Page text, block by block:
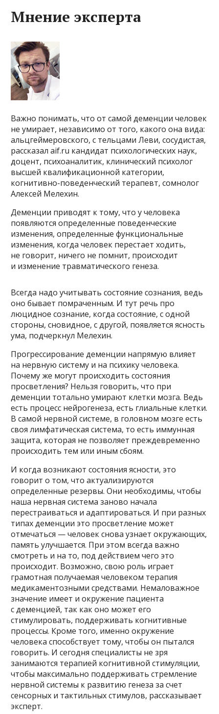
​Мнение эксперта
Важно понимать, что от самой деменции человек
не умирает, независимо от того, какого она вида:
альцгеймеровского, с тельцами Леви, сосудистая,
рассказал aif.ru кандидат психологических наук,
доцент, психоаналитик, клинический психолог
высшей квалификационной категории,
когнитивно-поведенческий терапевт, сомнолог
Алексей Мелехин.
Деменции приводят к тому, что у человека
появляются определенные поведенческие
изменения, определенные функциональные
изменения, когда человек перестает ходить,
не говорит, ничего не помнит, происходит
и изменение травматического генеза.
Всегда надо учитывать состояние сознания, ведь
оно бывает помраченным. И тут речь про
люцидное сознание, когда состояние, с одной
стороны, сновидное, с другой, появляется ясность
ума, подчеркнул Мелехин.
Прогрессирование деменции напрямую влияет
на нервную систему и на психику человека.
Почему же могут происходить состояния
просветления? Нельзя говорить, что при
деменции тотально умирают клетки мозга. Ведь
есть процесс нейрогенеза, есть глиальные клетки.
В самой нервной системе, в головном мозге есть
своя лимфатическая система, то есть иммунная
защита, которая не позволяет преждевременно
происходить тем или иным сбоям.
И когда возникают состояния ясности, это
говорит о том, что актуализируются
определенные резервы. Они необходимы, чтобы
наша нервная система заново начала
перестраиваться и адаптироваться. И при разных
типах деменции это просветление может
отмечаться — человек снова узнает окружающих,
память улучшается. При этом всегда важно
смотреть и на то, под действием чего это
происходит. Возможно, свою роль играет
грамотная получаемая человеком терапия
медикаментозными средствами. Немаловажное
значение имеет и окружение пациента
с деменцией, так как оно может его
стимулировать, поддерживать когнитивные
процессы. Кроме того, именно окружение
человека способствует тому, чтобы он пытался
говорить. И сегодня специалисты не зря
занимаются терапией когнитивной стимуляции,
чтобы максимально поддерживать стремление
нервной системы к развитию генеза за счет
сенсорных и тактильных стимулов, рассказывает
эксперт.